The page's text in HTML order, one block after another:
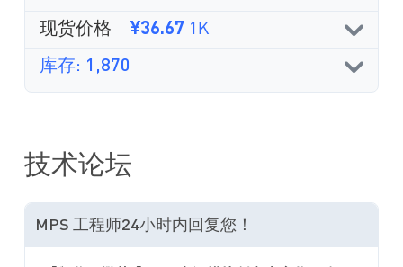
现货价格 ¥36.67 1K
库存: 1,870
技术论坛
MPS 工程师24小时内回复您！